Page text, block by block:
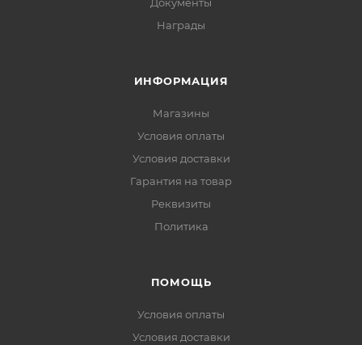
Награды
ИНФОРМАЦИЯ
Магазины
Условия оплаты
Условия доставки
Гарантия на товар
Реквизиты
Политика
ПОМОЩЬ
Условия оплаты
Условия доставки